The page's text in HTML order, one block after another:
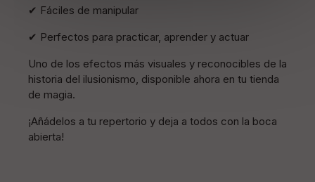
✔ Fáciles de manipular
✔ Perfectos para practicar, aprender y actuar
Uno de los efectos más visuales y reconocibles de la
historia del ilusionismo, disponible ahora en tu tienda
de magia.
¡Añádelos a tu repertorio y deja a todos con la boca
abierta!